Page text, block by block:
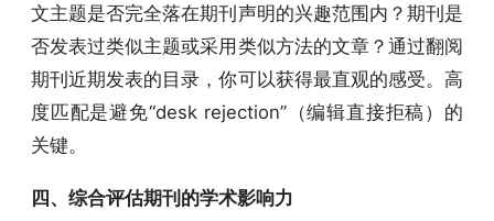
文主题是否完全落在期刊声明的兴趣范围内？期刊是
否发表过类似主题或采用类似方法的文章？通过翻阅
期刊近期发表的目录，你可以获得最直观的感受。高
度匹配是避免“desk rejection”（编辑直接拒稿）的
关键。
四、综合评估期刊的学术影响力